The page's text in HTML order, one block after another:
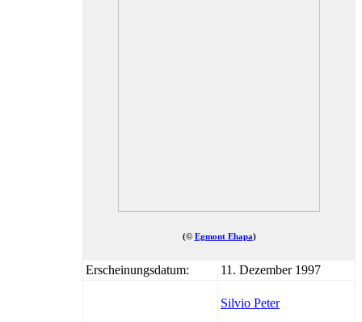
(© Egmont Ehapa)
Erscheinungsdatum: 11. Dezember 1997
Silvio Peter